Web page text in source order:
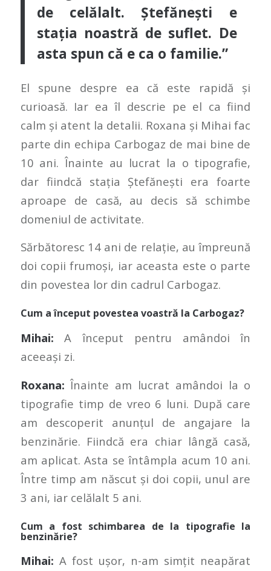
de celălalt. Ștefănești e
stația noastră de suflet. De
asta spun că e ca o familie.”
El spune despre ea că este rapidă și
curioasă. Iar ea îl descrie pe el ca fiind
calm și atent la detalii. Roxana și Mihai fac
parte din echipa Carbogaz de mai bine de
10 ani. Înainte au lucrat la o tipografie,
dar fiindcă stația Ștefănești era foarte
aproape de casă, au decis să schimbe
domeniul de activitate.
Sărbătoresc 14 ani de relație, au împreună
doi copii frumoși, iar aceasta este o parte
din povestea lor din cadrul Carbogaz.
Cum a început povestea voastră la Carbogaz?
Mihai: A început pentru amândoi în
aceeași zi.
Roxana: Înainte am lucrat amândoi la o
tipografie timp de vreo 6 luni. După care
am descoperit anunțul de angajare la
benzinărie. Fiindcă era chiar lângă casă,
am aplicat. Asta se întâmpla acum 10 ani.
Între timp am născut și doi copii, unul are
3 ani, iar celălalt 5 ani.
Cum a fost schimbarea de la tipografie la
benzinărie?
Mihai: A fost ușor, n-am simțit neapărat